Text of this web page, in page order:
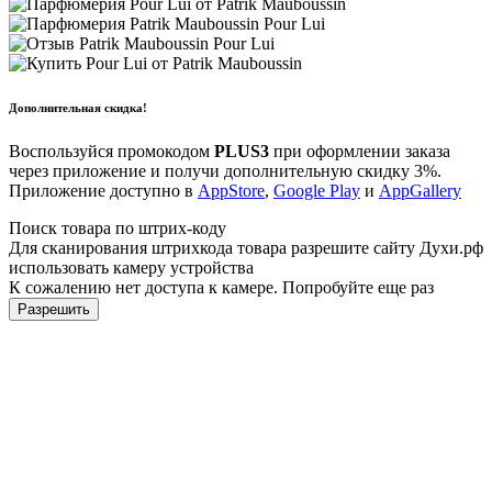
Дополнительная скидка!
Воспользуйся промокодом PLUS3 при оформлении заказа
через приложение и получи дополнительную скидку 3%.
Приложение доступно в AppStore, Google Play и AppGallery
Поиск товара по штрих-коду
Для сканирования штрихкода товара разрешите сайту Духи.рф
использовать камеру устройства
К сожалению нет доступа к камере. Попробуйте еще раз
Разрешить